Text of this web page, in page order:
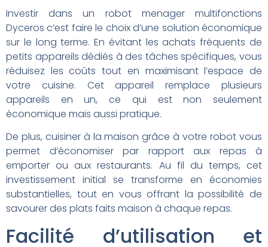
Investir dans un robot menager multifonctions
Dyceros c’est faire le choix d’une solution économique
sur le long terme. En évitant les achats fréquents de
petits appareils dédiés à des tâches spécifiques, vous
réduisez les coûts tout en maximisant l’espace de
votre cuisine. Cet appareil remplace plusieurs
appareils en un, ce qui est non seulement
économique mais aussi pratique.
De plus, cuisiner à la maison grâce à votre robot vous
permet d’économiser par rapport aux repas à
emporter ou aux restaurants. Au fil du temps, cet
investissement initial se transforme en économies
substantielles, tout en vous offrant la possibilité de
savourer des plats faits maison à chaque repas.
Facilité d’utilisation et